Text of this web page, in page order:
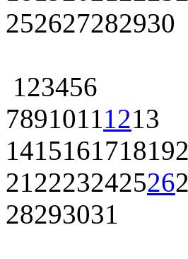
252627282930
123456
78910111213
141516171819
212223242526
28293031